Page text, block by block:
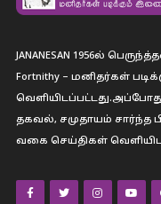
JANANESAN 1956ல்
Fortnithy – மனிதர்கள்
தகவல், சமுதாயம் சார்ந்த
வகை செய்திகள்